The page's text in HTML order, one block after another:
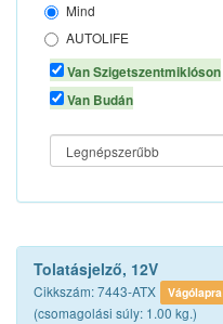
Alkatrészek
Mind
AUTOLIFE
AUTOMAX
Van Szigetszentmiklóson
Van Budán
Tolatásjelző, 12V
Cikkszám: 7443-ATX Vágólapra
(csomagolási súly: 1.00 kg.)